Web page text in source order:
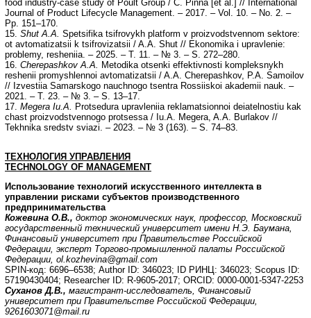
food industry-case study of Poult Group / C. Pinna [et al.] // International
Journal of Product Lifecycle Management. – 2017. – Vol. 10. – No. 2. –
Pp. 151–170.
15. Shut A.A. Spetsifika tsifrovykh platform v proizvodstvennom sektore:
ot avtomatizatsii k tsifrovizatsii / A.A. Shut // Ekonomika i upravlenie:
problemy, resheniia. – 2025. – T. 11. – № 3. – S. 272–280.
16. Cherepashkov A.A. Metodika otsenki effektivnosti kompleksnykh
reshenii promyshlennoi avtomatizatsii / A.A. Cherepashkov, P.A. Samoilov
// Izvestiia Samarskogo nauchnogo tsentra Rossiiskoi akademii nauk. –
2021. – T. 23. – № 3. – S. 13–17.
17. Megera Iu.A. Protsedura upravleniia reklamatsionnoi deiatelnostiu kak
chast proizvodstvennogo protsessa / Iu.A. Megera, A.A. Burlakov //
Tekhnika sredstv sviazi. – 2023. – № 3 (163). – S. 74–83.
ТЕХНОЛОГИЯ УПРАВЛЕНИЯ
TECHNOLOGY OF MANAGEMENT
Использование технологий искусственного интеллекта в
управлении рисками субъектов производственного
предпринимательства
Кожевина О.В., доктор экономических наук, профессор, Московский
государственный технический университет имени Н.Э. Баумана,
Финансовый университет при Правительстве Российской
Федерации, эксперт Торгово-промышленной палаты Российской
Федерации, ol.kozhevina@gmail.com
SPIN-код: 6696–6538; Author ID: 346023; ID РИНЦ: 346023; Scopus ID:
57190430404; Researcher ID: R-9605-2017; ORCID: 0000-0001-5347-2253
Суханов Д.В., магистрант-исследователь, Финансовый
университет при Правительстве Российской Федерации,
9261603071@mail.ru